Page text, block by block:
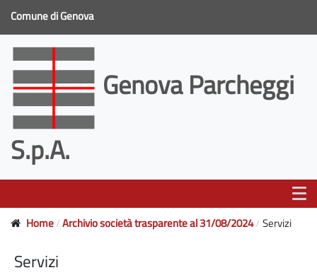
Comune di Genova
Genova Parcheggi
S.p.A.
Home Archivio società trasparente al 31/08/2024 Servizi
Servizi